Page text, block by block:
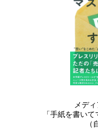
メデ
「手紙を書い
（